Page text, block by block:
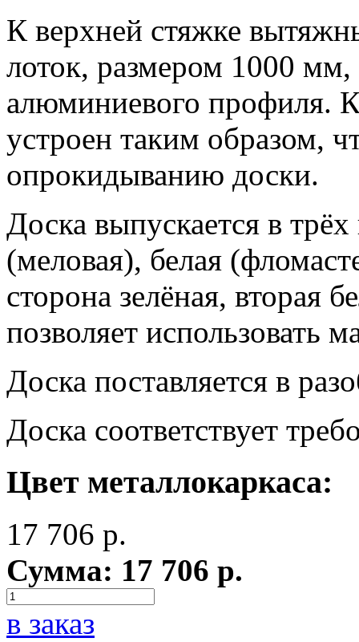
К верхней стяжке
лоток, размером 1000 мм,
алюминиевого профиля.
устроен таким образом,
опрокидыванию доски.
Доска выпускается в
(меловая), белая
сторона зелёная, вторая
позволяет использовать
Доска поставляется в
Доска соответствует
Цвет металлокаркаса:
17 706 р.
Сумма: 17 706 р.
в заказ